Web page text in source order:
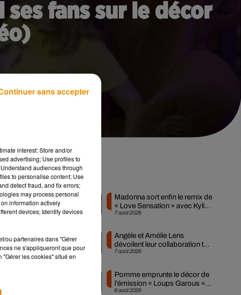
fans sur le décor
En
de
photo,
Musique
7 août 2026
Madonna sort enfin le remix de
« Love Sensation » avec Kylie
Minogue
7 août 2026
Angèle et Amélie Lens
dévoilent leur collaboration tant
attendue
6 août 2026
Pomme emprunte le décor de
l’émission « Loups Garous »
pour son...
interest: Store and/or
advertising; Use profiles to
audiences through
to personalise content; Use
detect fraud, and fix errors;
may process personal
information actively
devices; Identify devices
ou partenaires dans "Gérer
ne s'appliqueront que pour
"Gérer les cookies" situé en
sans accepter